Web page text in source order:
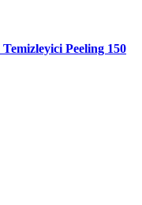
Peeling 150